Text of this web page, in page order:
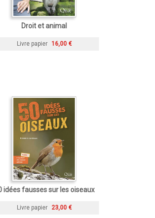
Droit et animal
Livre papier 16,00 €
idées fausses sur les oiseaux
Livre papier 23,00 €